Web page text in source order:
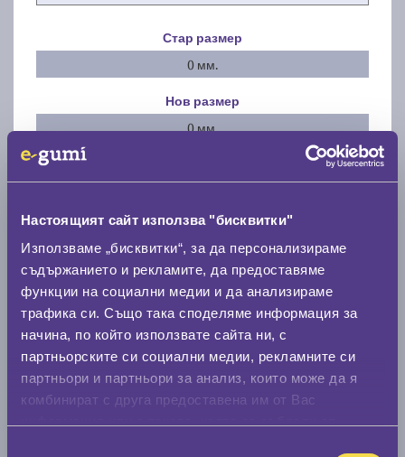
Настоящият сайт използва "бисквитки"
Използваме „бисквитки“, за да персонализираме
съдържанието и рекламите, да предоставяме
функции на социални медии и да анализираме
трафика си. Също така споделяме информация за
начина, по който използвате сайта ни, с
партньорските си социални медии, рекламните си
партньори и партньори за анализ, които може да я
комбинират с друга предоставена им от Вас
Стар размер
0 мм.
Нов размер
0 мм.
Намери гуми с новия размер
По марка автомобил
Марка
Модел